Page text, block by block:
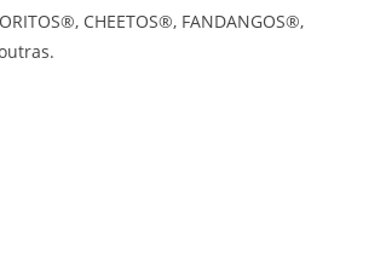
CHEETOS®, FANDANGOS®,